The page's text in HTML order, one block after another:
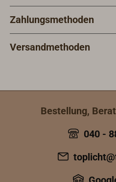
Zahlungsmethoden
Versandmethoden
Bestellung,
040 -